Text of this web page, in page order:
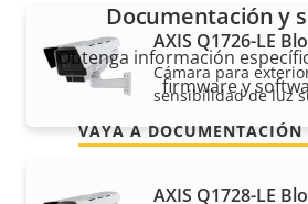
AXIS Q1726-LE
Cámara para
sensibilidad de luz
AXIS Q1728-LE
Documentación y
Obtenga información
firmware y
VAYA A DOCUMENTACIÓN